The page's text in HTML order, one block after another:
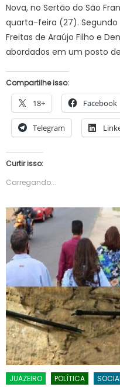
Nova, no Sertão do São
quarta-feira (27). Segundo
Freitas de Araújo Filho e
abordados em um posto
Compartilhe isso:
18+ Facebook
Telegram
Curtir isso:
Carregando...
JUAZEIRO POLÍTICA